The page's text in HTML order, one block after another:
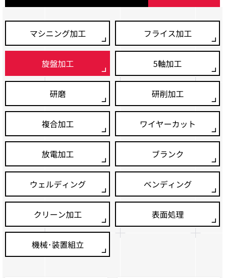
マシニング加工 フライス加工
旋盤加工 5軸加工
研磨 研削加工
複合加工 ワイヤーカット
放電加工 ブランク
ウェルディング ベンディング
クリーン加工 表面処理
機械･装置組立